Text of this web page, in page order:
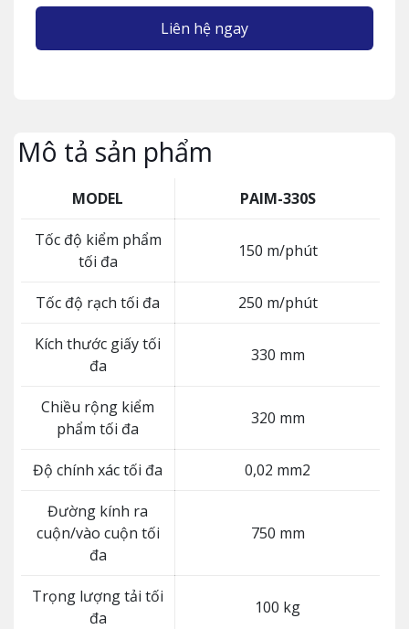
Liên hệ ngay
Mô tả sản phẩm
MODEL PAIM-330S
Tốc độ kiểm phẩm
tối đa
150 m/phút
Tốc độ rạch tối đa 250 m/phút
Kích thước giấy tối
đa
330 mm
Chiều rộng kiểm
phẩm tối đa
320 mm
Độ chính xác tối đa 0,02 mm2
Đường kính ra
cuộn/vào cuộn tối
đa
750 mm
Trọng lượng tải tối
đa
100 kg